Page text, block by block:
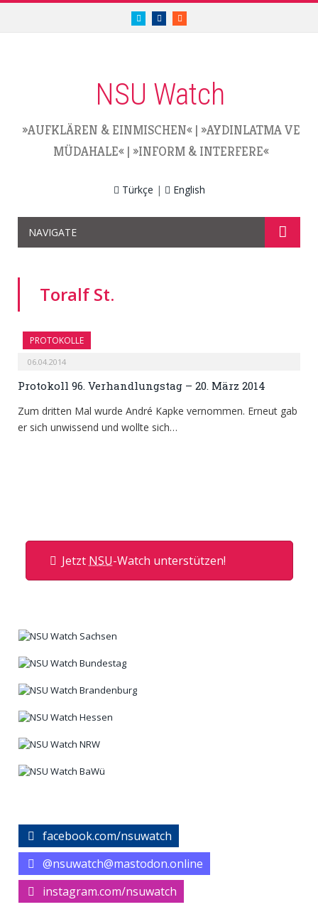
twitter.com/nsuwatch
facebook.com/nsuwatch
RSS
NSU Watch
»AUFKLÄREN & EINMISCHEN« | »AYDINLATMA VE
MÜDAHALE« | »INFORM & INTERFERE«
Türkçe | English
NAVIGATE
Toralf St.
PROTOKOLLE
06.04.2014
Protokoll 96. Verhandlungstag – 20. März 2014
Zum dritten Mal wurde André Kapke vernommen. Erneut gab
er sich unwissend und wollte sich…
Jetzt NSU-Watch unterstützen!
facebook.com/nsuwatch
@nsuwatch@mastodon.online
instagram.com/nsuwatch